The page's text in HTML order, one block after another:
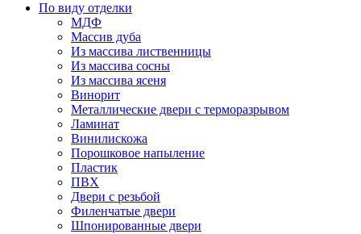
По виду отделки
МДФ
Массив дуба
Из массива лиственницы
Из массива сосны
Из массива ясеня
Винорит
Металлические двери с терморазрывом
Ламинат
Винилискожа
Порошковое напыление
Пластик
ПВХ
Двери с резьбой
Филенчатые двери
Шпонированные двери